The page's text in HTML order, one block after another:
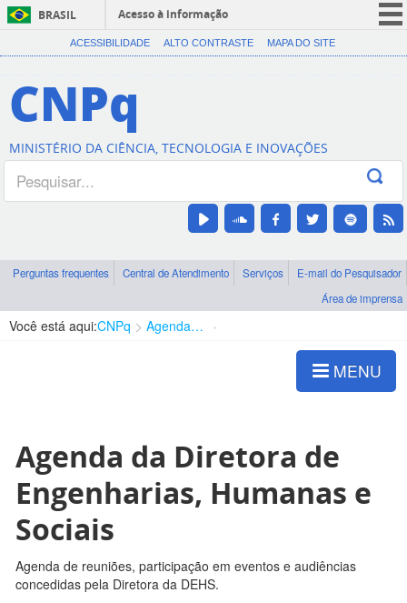
BRASIL
Acesso à informação
CORONAVÍRUS (COVID-19)
Canais
ACESSIBILIDADE ALTO CONTRASTE MAPA DO SITE
CNPq
MINISTÉRIO DA CIÊNCIA, TECNOLOGIA E INOVAÇÕES
Perguntas frequentes Central de Atendimento Serviços
E-mail do Pesquisador
Área de imprensa
Você está aqui:CNPq Agenda de autoridades
MENU
Agenda da Diretora de
Engenharias, Humanas e
Sociais
Agenda de reuniões, participação em eventos e audiências
concedidas pela Diretora da DEHS.